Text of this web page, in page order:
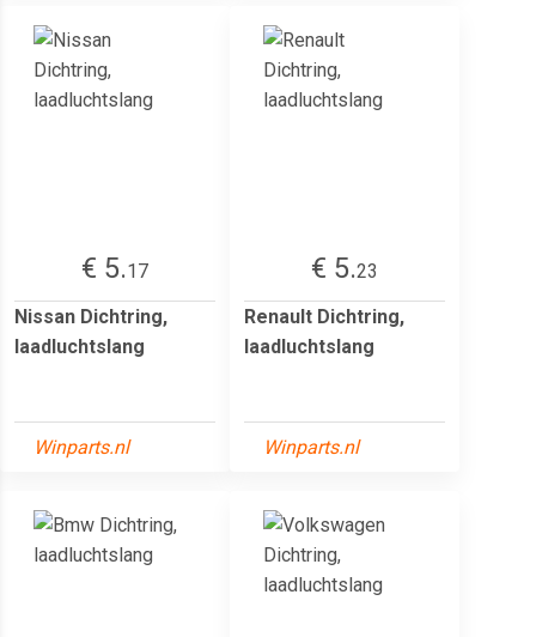
€ 5.17
Nissan Dichtring,
laadluchtslang
Winparts.nl
€ 5.23
Renault Dichtring,
laadluchtslang
Winparts.nl